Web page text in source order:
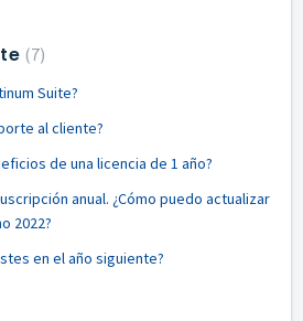
7
Suite?
al cliente?
de una licencia de 1 año?
anual. ¿Cómo puedo actualizar
2022?
en el año siguiente?